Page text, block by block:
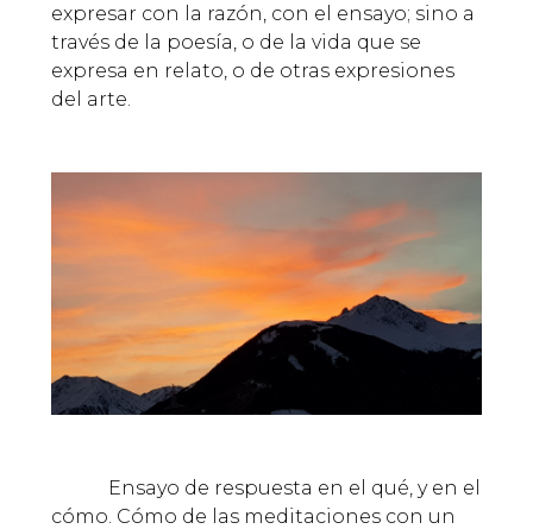
expresar con la razón, con el ensayo; sino a
través de la poesía, o de la vida que se
expresa en relato, o de otras expresiones
del arte.
Ensayo de respuesta en el qué, y en el
cómo. Cómo de las meditaciones con un